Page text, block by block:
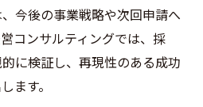
今後の事業戦略や次回申請へ
コンサルティングでは、採
に検証し、再現性のある成功
ます。